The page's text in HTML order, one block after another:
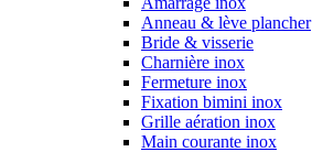
Anneau & lève plancher
Bride & visserie
Charnière inox
Fermeture inox
Fixation bimini inox
Grille aération inox
Main courante inox